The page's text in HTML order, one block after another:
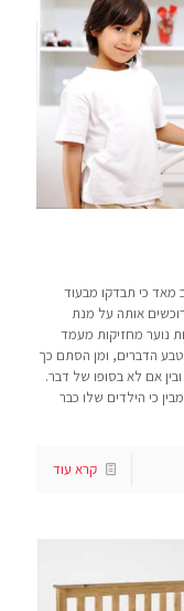
מאד כי תבדקו מבעוד
אותה על מנת
נוער מחזיקות מעמד
הדברים, ומן הסתם כך
אם לא בסופו של דבר.
כי הילדים שלו כבר
קרא עוד